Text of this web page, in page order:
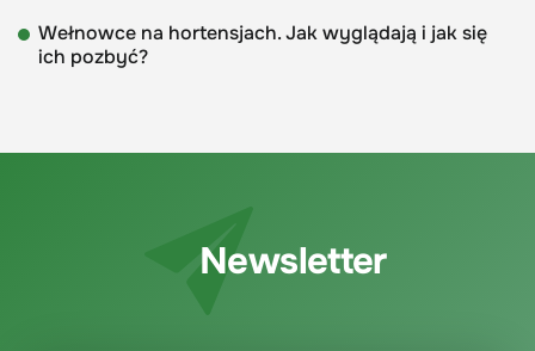
Wełnowce na hortensjach. Jak wyglądają i jak się
ich pozbyć?
Newsletter